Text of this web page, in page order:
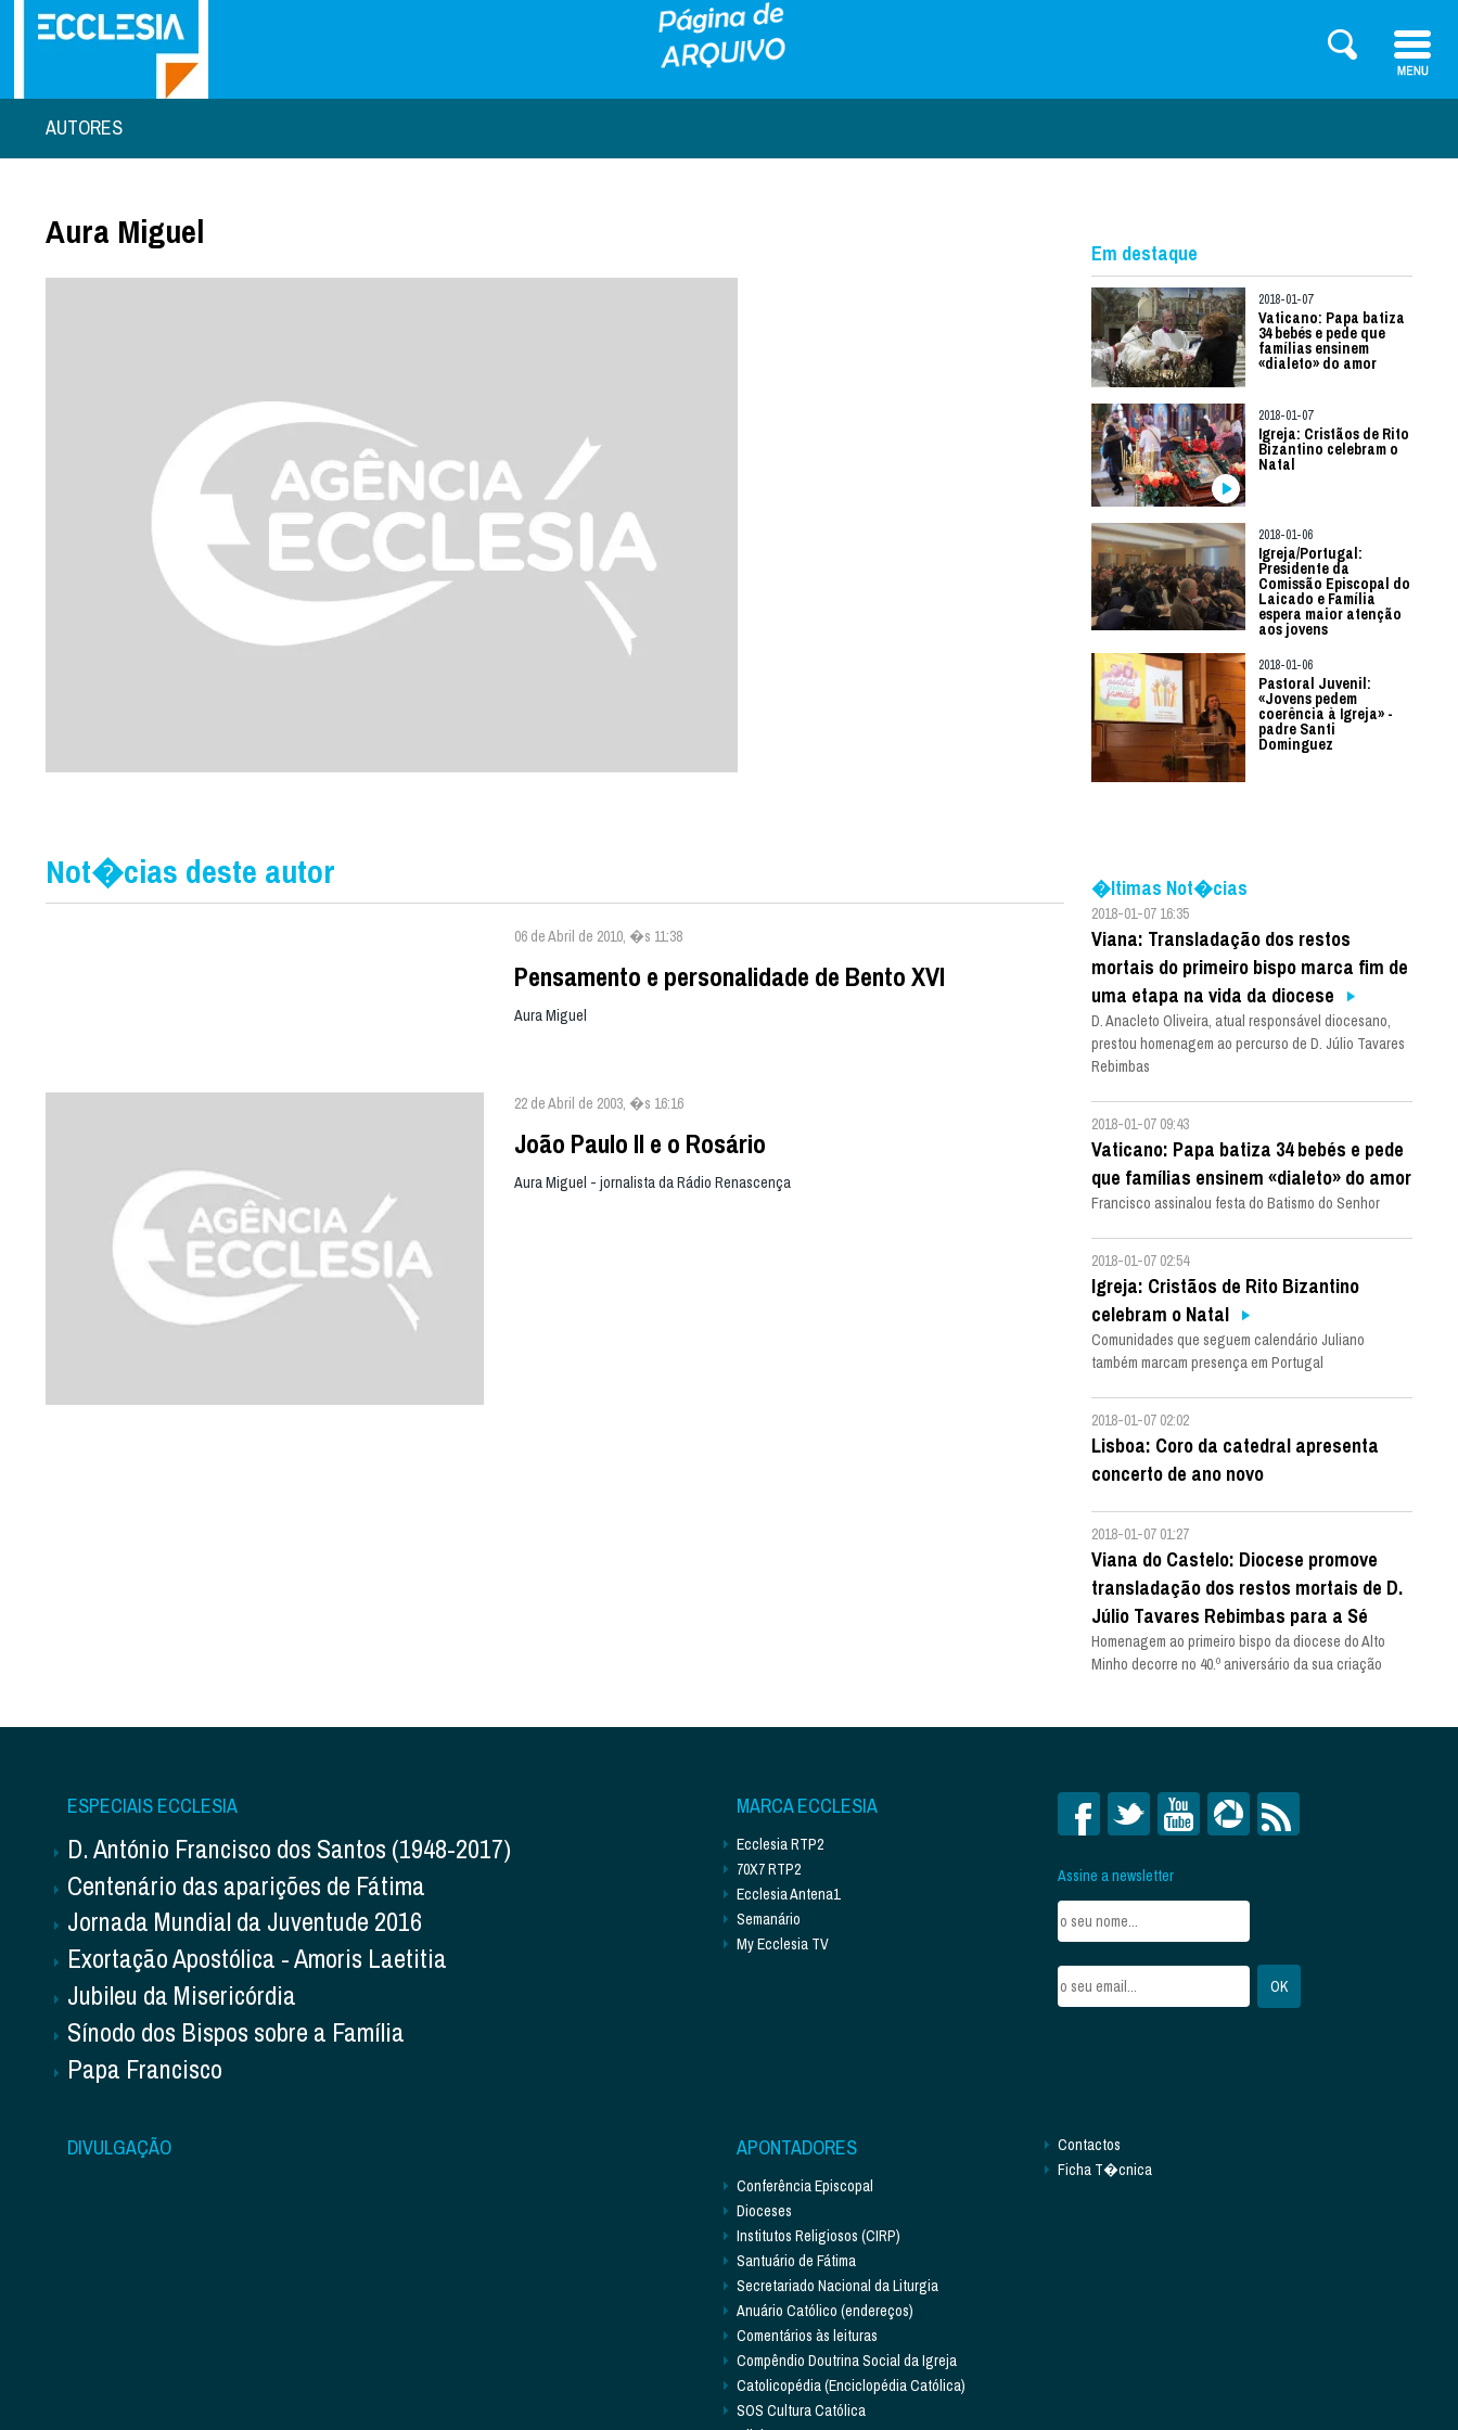
AUTORES
Aura Miguel
Em destaque
2018-01-07
Vaticano: Papa batiza
34 bebés e pede que
famílias ensinem
«dialeto» do amor
2018-01-07
Igreja: Cristãos de Rito
Bizantino celebram o
Natal
2018-01-06
Igreja/Portugal:
Presidente da
Comissão Episcopal do
Laicado e Família
espera maior atenção
aos jovens
2018-01-06
Pastoral Juvenil:
«Jovens pedem
coerência à Igreja» -
padre Santi
Dominguez
Not�cias deste autor
06 de Abril de 2010, �s 11:38
Pensamento e personalidade de Bento XVI
Aura Miguel
22 de Abril de 2003, �s 16:16
João Paulo II e o Rosário
Aura Miguel - jornalista da Rádio Renascença
�ltimas Not�cias
2018-01-07 16:35
Viana: Transladação dos restos
mortais do primeiro bispo marca fim de
uma etapa na vida da diocese
D. Anacleto Oliveira, atual responsável diocesano,
prestou homenagem ao percurso de D. Júlio Tavares
Rebimbas
2018-01-07 09:43
Vaticano: Papa batiza 34 bebés e pede
que famílias ensinem «dialeto» do amor
Francisco assinalou festa do Batismo do Senhor
2018-01-07 02:54
Igreja: Cristãos de Rito Bizantino
celebram o Natal
Comunidades que seguem calendário Juliano
também marcam presença em Portugal
2018-01-07 02:02
Lisboa: Coro da catedral apresenta
concerto de ano novo
2018-01-07 01:27
Viana do Castelo: Diocese promove
transladação dos restos mortais de D.
Júlio Tavares Rebimbas para a Sé
Homenagem ao primeiro bispo da diocese do Alto
Minho decorre no 40.º aniversário da sua criação
ESPECIAIS ECCLESIA
D. António Francisco dos Santos (1948-2017)
Centenário das aparições de Fátima
Jornada Mundial da Juventude 2016
Exortação Apostólica - Amoris Laetitia
Jubileu da Misericórdia
Sínodo dos Bispos sobre a Família
Papa Francisco
MARCA ECCLESIA
Ecclesia RTP2
70X7 RTP2
Ecclesia Antena1
Semanário
My Ecclesia TV
Assine a newsletter
DIVULGAÇÃO APONTADORES
Conferência Episcopal
Dioceses
Institutos Religiosos (CIRP)
Santuário de Fátima
Secretariado Nacional da Liturgia
Anuário Católico (endereços)
Comentários às leituras
Compêndio Doutrina Social da Igreja
Catolicopédia (Enciclopédia Católica)
SOS Cultura Católica
Contactos
Ficha T�cnica